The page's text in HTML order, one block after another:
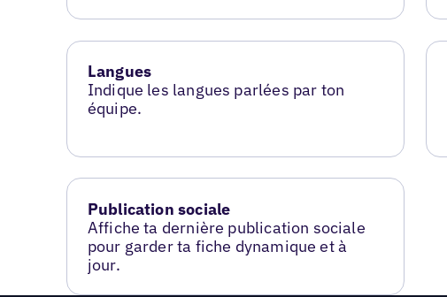
Langues
Indique les langues parlées par ton
équipe.
Publication sociale
Affiche ta dernière publication sociale
pour garder ta fiche dynamique et à
jour.